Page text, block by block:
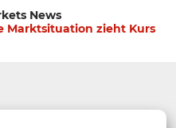
News
Marktsituation zieht Kurs